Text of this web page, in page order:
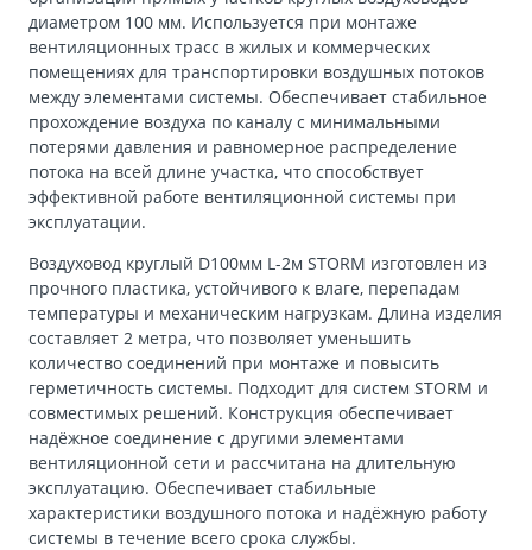
диаметром 100 мм. Используется при монтаже
вентиляционных трасс в жилых и коммерческих
помещениях для транспортировки воздушных потоков
между элементами системы. Обеспечивает стабильное
прохождение воздуха по каналу с минимальными
потерями давления и равномерное распределение
потока на всей длине участка, что способствует
эффективной работе вентиляционной системы при
эксплуатации.
Воздуховод круглый D100мм L-2м STORM изготовлен из
прочного пластика, устойчивого к влаге, перепадам
температуры и механическим нагрузкам. Длина изделия
составляет 2 метра, что позволяет уменьшить
количество соединений при монтаже и повысить
герметичность системы. Подходит для систем STORM и
совместимых решений. Конструкция обеспечивает
надёжное соединение с другими элементами
вентиляционной сети и рассчитана на длительную
эксплуатацию. Обеспечивает стабильные
характеристики воздушного потока и надёжную работу
системы в течение всего срока службы.